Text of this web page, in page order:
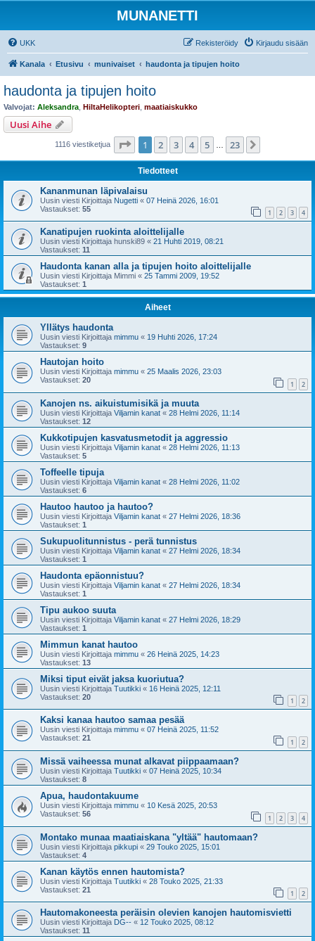
MUNANETTI
UKK Kirjaudu sisään
Rekisteröidy
Kanala Etusivu munivaiset haudonta ja tipujen hoito
haudonta ja tipujen hoito
Valvojat: Aleksandra HiltaHelikopteri maatiaiskukko
Uusi Aihe
1116 viestiketjua Sivu /23
1 2 3 4 5 23
Tiedotteet
Kananmunan läpivalaisu
Uusin viesti Kirjoittaja Nugetti « 07 Heinä 2026, 16:01
Vastaukset: 55 1 2 3 4
Kanatipujen ruokinta aloittelijalle
Uusin viesti Kirjoittaja hunski89 « 21 Huhti 2019, 08:21
Vastaukset: 11
Haudonta kanan alla ja tipujen hoito aloittelijalle
Uusin viesti Kirjoittaja Mimmi « 25 Tammi 2009, 19:52
Vastaukset: 1
Aiheet
Yllätys haudonta
Uusin viesti Kirjoittaja mimmu « 19 Huhti 2026, 17:24
Vastaukset: 9
Hautojan hoito
Uusin viesti Kirjoittaja mimmu « 25 Maalis 2026, 23:03
Vastaukset: 20 1 2
Kanojen ns. aikuistumisikä ja muuta
Uusin viesti Kirjoittaja Viljamin kanat « 28 Helmi 2026, 11:14
Vastaukset: 12
Kukkotipujen kasvatusmetodit ja aggressio
Uusin viesti Kirjoittaja Viljamin kanat « 28 Helmi 2026, 11:13
Vastaukset: 5
Toffeelle tipuja
Uusin viesti Kirjoittaja Viljamin kanat « 28 Helmi 2026, 11:02
Vastaukset: 6
Hautoo hautoo ja hautoo?
Uusin viesti Kirjoittaja Viljamin kanat « 27 Helmi 2026, 18:36
Vastaukset: 1
Sukupuolitunnistus - perä tunnistus
Uusin viesti Kirjoittaja Viljamin kanat « 27 Helmi 2026, 18:34
Vastaukset: 1
Haudonta epäonnistuu?
Uusin viesti Kirjoittaja Viljamin kanat « 27 Helmi 2026, 18:34
Vastaukset: 1
Tipu aukoo suuta
Uusin viesti Kirjoittaja Viljamin kanat « 27 Helmi 2026, 18:29
Vastaukset: 1
Mimmun kanat hautoo
Uusin viesti Kirjoittaja mimmu « 26 Heinä 2025, 14:23
Vastaukset: 13
Miksi tiput eivät jaksa kuoriutua?
Uusin viesti Kirjoittaja Tuutikki « 16 Heinä 2025, 12:11
Vastaukset: 20 1 2
Kaksi kanaa hautoo samaa pesää
Uusin viesti Kirjoittaja mimmu « 07 Heinä 2025, 11:52
Vastaukset: 21 1 2
Missä vaiheessa munat alkavat piippaamaan?
Uusin viesti Kirjoittaja Tuutikki « 07 Heinä 2025, 10:34
Vastaukset: 8
Apua, haudontakuume
Uusin viesti Kirjoittaja mimmu « 10 Kesä 2025, 20:53
Vastaukset: 56 1 2 3 4
Montako munaa maatiaiskana "yltää" hautomaan?
Uusin viesti Kirjoittaja pikkupi « 29 Touko 2025, 15:01
Vastaukset: 4
Kanan käytös ennen hautomista?
Uusin viesti Kirjoittaja Tuutikki « 28 Touko 2025, 21:33
Vastaukset: 21 1 2
Hautomakoneesta peräisin olevien kanojen hautomisvietti
Uusin viesti Kirjoittaja DG-- « 12 Touko 2025, 08:12
Vastaukset: 11